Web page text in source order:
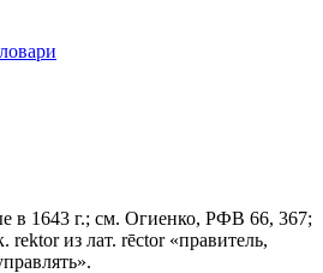
в 1643 г.; см. Огиенко, РФВ 66, 367;
rektor из лат. rēсtоr «правитель,